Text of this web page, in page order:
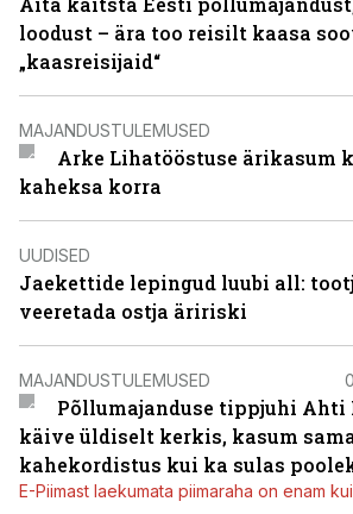
loodust – ära too reisilt kaasa
„kaasreisijaid“
MAJANDUSTULEMUSED
Arke Lihatööstuse ärikasum
kaheksa korra
UUDISED
Jaekettide lepingud luubi all:
veeretada ostja äririski
MAJANDUSTULEMUSED
Põllumajanduse tippjuhi Ahti
käive üldiselt kerkis, kasum
kahekordistus kui ka sulas
E-Piimast laekumata piimaraha on enam